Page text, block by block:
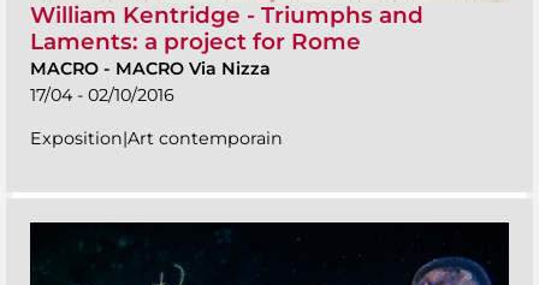
William Kentridge - Triumphs and
Laments: a project for Rome
MACRO - MACRO Via Nizza
17/04 - 02/10/2016
Exposition|Art contemporain